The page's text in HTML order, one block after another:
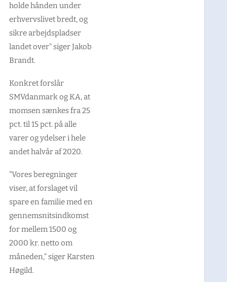
holde hånden under
erhvervslivet bredt, og
sikre arbejdspladser
landet over” siger Jakob
Brandt.
Konkret forslår
SMVdanmark og KA, at
momsen sænkes fra 25
pct. til 15 pct. på alle
varer og ydelser i hele
andet halvår af 2020.
”Vores beregninger
viser, at forslaget vil
spare en familie med en
gennemsnitsindkomst
for mellem 1500 og
2000 kr. netto om
måneden,” siger Karsten
Høgild.